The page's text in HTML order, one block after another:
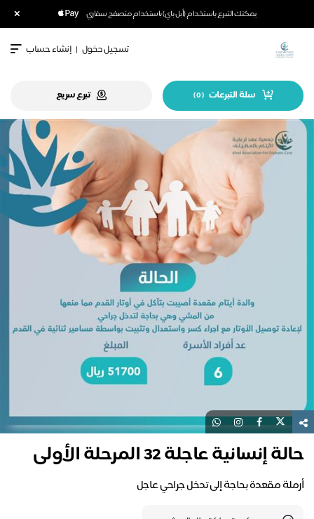
يمكنك التبرع باستخدام (أبل باي) باستخدام متصفح سفاري ×
تسجيل دخول | إنشاء حساب
سلة التبرعات (
0
) تبرع سريع
حالة إنسانية عاجلة 32 المرحلة الأولى
أرملة مقعدة بحاجة إلى تدخل جراحي عاجل